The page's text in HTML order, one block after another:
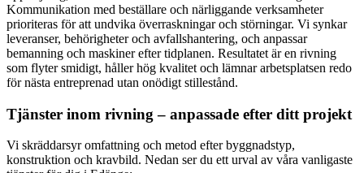
Kommunikation med beställare och närliggande verksamheter
prioriteras för att undvika överraskningar och störningar. Vi synkar
leveranser, behörigheter och avfallshantering, och anpassar
bemanning och maskiner efter tidplanen. Resultatet är en rivning
som flyter smidigt, håller hög kvalitet och lämnar arbetsplatsen redo
för nästa entreprenad utan onödigt stillestånd.
Tjänster inom rivning – anpassade efter ditt projekt
Vi skräddarsyr omfattning och metod efter byggnadstyp,
konstruktion och kravbild. Nedan ser du ett urval av våra vanligaste